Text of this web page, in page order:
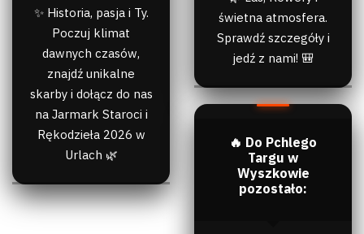
✨ Historia, pasja i Ty.
Poczuj klimat
dawnych czasów,
znajdź unikalne
skarby i dołącz do nas
na Jarmark Staroci i
Rękodzieła 2026 w
Urlach 🌿
świetna atmosfera.
Sprawdź szczegóły i
jedź z nami! 🎒
🔥 Do Pchlego
Targu w
Wyszkowie
pozostało: